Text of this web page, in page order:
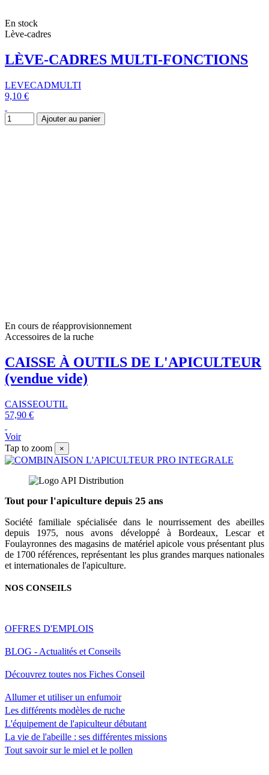
En stock
Lève-cadres
LÈVE-CADRES MULTI-FONCTIONS
LEVECADMULTI
9,10 €
Ajouter au panier
En cours de réapprovisionnement
Accessoires de la ruche
CAISSE À OUTILS DE L'APICULTEUR
(vendue vide)
CAISSEOUTIL
57,90 €
Voir
Tap to zoom
×
Tout pour l'apiculture depuis 25 ans
Société familiale spécialisée dans le nourrissement des abeilles
depuis 1975, nous avons développé à Bordeaux, Lescar et
Foulayronnes des magasins de matériel apicole vous présentant plus
de 1700 références, représentant les plus grandes marques nationales
et internationales de l'apiculture.
NOS CONSEILS
OFFRES D'EMPLOIS
BLOG - Actualités et Conseils
Découvrez toutes nos Fiches Conseil
Allumer et utiliser un enfumoir
Les différents modèles de ruche
L'équipement de l'apiculteur débutant
La vie de l'abeille : ses différentes missions
Tout savoir sur le miel et le pollen